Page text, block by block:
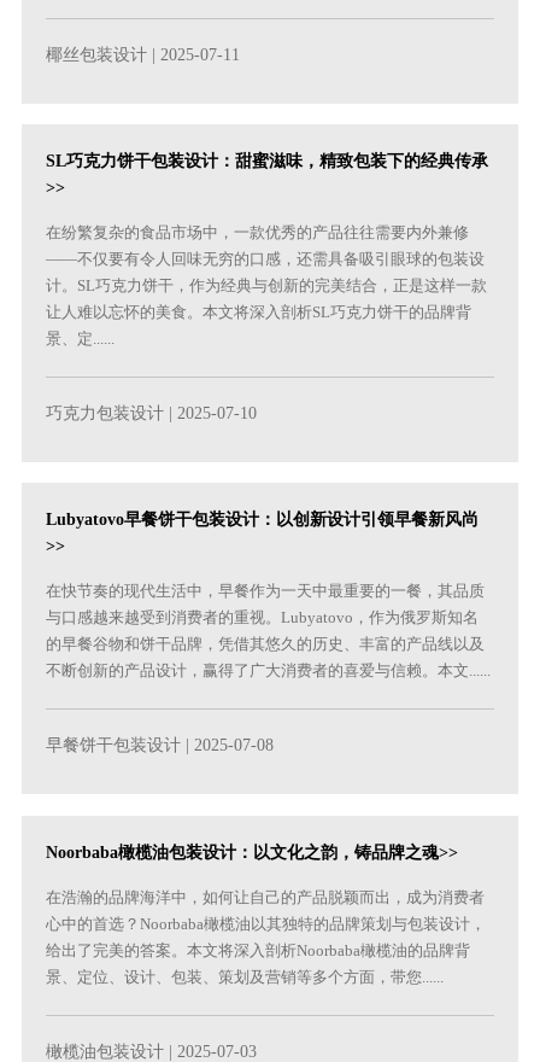
椰丝包装设计 | 2025-07-11
SL巧克力饼干包装设计：甜蜜滋味，精致包装下的经典传承
>>
在纷繁复杂的食品市场中，一款优秀的产品往往需要内外兼修
——不仅要有令人回味无穷的口感，还需具备吸引眼球的包装设
计。SL巧克力饼干，作为经典与创新的完美结合，正是这样一款
让人难以忘怀的美食。本文将深入剖析SL巧克力饼干的品牌背
景、定......
巧克力包装设计 | 2025-07-10
Lubyatovo早餐饼干包装设计：以创新设计引领早餐新风尚
>>
在快节奏的现代生活中，早餐作为一天中最重要的一餐，其品质
与口感越来越受到消费者的重视。Lubyatovo，作为俄罗斯知名
的早餐谷物和饼干品牌，凭借其悠久的历史、丰富的产品线以及
不断创新的产品设计，赢得了广大消费者的喜爱与信赖。本文......
早餐饼干包装设计 | 2025-07-08
Noorbaba橄榄油包装设计：以文化之韵，铸品牌之魂>>
在浩瀚的品牌海洋中，如何让自己的产品脱颖而出，成为消费者
心中的首选？Noorbaba橄榄油以其独特的品牌策划与包装设计，
给出了完美的答案。本文将深入剖析Noorbaba橄榄油的品牌背
景、定位、设计、包装、策划及营销等多个方面，带您......
橄榄油包装设计 | 2025-07-03